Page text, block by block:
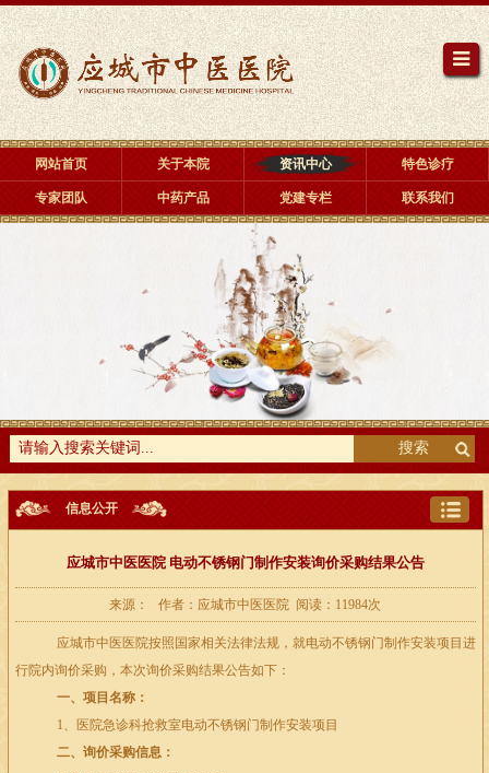
网站首页 关于本院 资讯中心 特色诊疗
专家团队 中药产品 党建专栏 联系我们
信息公开
应城市中医医院 电动不锈钢门制作安装询价采购结果公告
来源： 作者：应城市中医医院 阅读：11984次
应城市中医医院按照国家相关法律法规，就电动不锈钢门制作安装项目进
行院内询价采购，本次询价采购结果公告如下：
一、项目名称：
1、医院急诊科抢救室电动不锈钢门制作安装项目
二、询价采购信息：